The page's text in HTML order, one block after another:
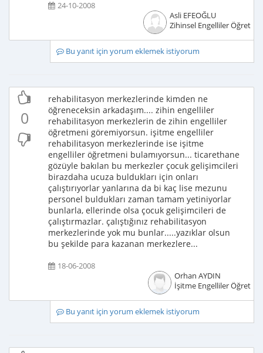
24-10-2008
Asli EFEOĞLU
Zihinsel Engelliler
Bu yanıt için yorum eklemek istiyorum
0
rehabilitasyon merkezlerinde kimden ne
öğreneceksin arkadaşım.... zihin engelliler
rehabilitasyon merkezlerin de zihin engelliler
öğretmeni göremiyorsun. işitme engelliler
rehabilitasyon merkezlerinde ise işitme
engelliler öğretmeni bulamıyorsun... ticarethane
gözüyle bakılan bu merkezler çocuk gelişimcileri
birazdaha ucuza buldukları için onları
çalıştırıyorlar yanlarına da bi kaç lise mezunu
personel buldukları zaman tamam yetiniyorlar
bunlarla, ellerinde olsa çocuk gelişimcileri de
çalıştırmazlar. çalıştığınız rehabilitasyon
merkezlerinde yok mu bunlar.....yazıklar olsun
bu şekilde para kazanan merkezlere...
18-06-2008
Orhan AYDIN
İşitme Engelliler
Bu yanıt için yorum eklemek istiyorum